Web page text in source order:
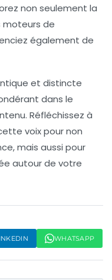
non seulement la
moteurs de
également de
et distincte
dans le
Réfléchissez à
voix pour non
mais aussi pour
autour de votre
WHATSAPP